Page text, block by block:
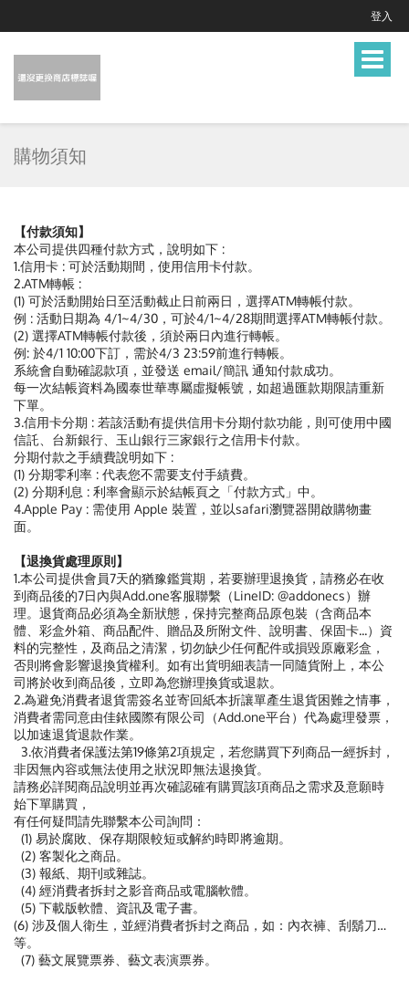
登入
Toggle
購物須知
【付款須知】
本公司提供四種付款方式，說明如下 :
1.信用卡 : 可於活動期間，使用信用卡付款。
2.ATM轉帳 :
(1) 可於活動開始日至活動截止日前兩日，選擇ATM轉帳付款。
例 : 活動日期為 4/1~4/30，可於4/1~4/28期間選擇ATM轉帳付款。
(2) 選擇ATM轉帳付款後，須於兩日內進行轉帳。
例: 於4/1 10:00下訂，需於4/3 23:59前進行轉帳。
系統會自動確認款項，並發送 email/簡訊 通知付款成功。
每一次結帳資料為國泰世華專屬虛擬帳號，如超過匯款期限請重新
下單。
3.信用卡分期 : 若該活動有提供信用卡分期付款功能，則可使用中國
信託、台新銀行、玉山銀行三家銀行之信用卡付款。
分期付款之手續費說明如下 :
(1) 分期零利率 : 代表您不需要支付手績費。
(2) 分期利息 : 利率會顯示於結帳頁之「付款方式」中。
4.Apple Pay : 需使用 Apple 裝置，並以safari瀏覽器開啟購物畫
面。
【退換貨處理原則】
1.本公司提供會員7天的猶豫鑑賞期，若要辦理退換貨，請務必在收
到商品後的7日內與Add.one客服聯繫（LineID: @addonecs）辦
理。退貨商品必須為全新狀態，保持完整商品原包裝（含商品本
體、彩盒外箱、商品配件、贈品及所附文件、說明書、保固卡...）資
料的完整性，及商品之清潔，切勿缺少任何配件或損毀原廠彩盒，
否則將會影響退換貨權利。如有出貨明細表請一同隨貨附上，本公
司將於收到商品後，立即為您辦理換貨或退款。
2.為避免消費者退貨需簽名並寄回紙本折讓單產生退貨困難之情事，
消費者需同意由佳銥國際有限公司（Add.one平台）代為處理發票，
以加速退貨退款作業。
3.依消費者保護法第19條第2項規定，若您購買下列商品一經拆封，
非因無內容或無法使用之狀況即無法退換貨。
請務必詳閱商品說明並再次確認確有購買該項商品之需求及意願時
始下單購買，
有任何疑問請先聯繫本公司詢問：
(1) 易於腐敗、保存期限較短或解約時即將逾期。
(2) 客製化之商品。
(3) 報紙、期刊或雜誌。
(4) 經消費者拆封之影音商品或電腦軟體。
(5) 下載版軟體、資訊及電子書。
(6) 涉及個人衛生，並經消費者拆封之商品，如：內衣褲、刮鬍刀…
等。
(7) 藝文展覽票券、藝文表演票券。